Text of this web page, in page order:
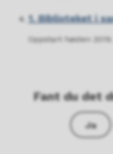
1. Biblioteket i
Oppstart høsten 2019.
Fant du det
Ja